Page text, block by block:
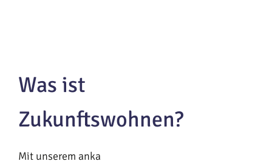
Was ist
Zukunftswohnen?
Mit unserem anka